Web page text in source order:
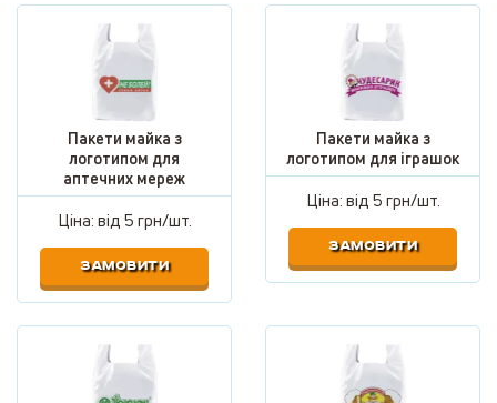
Пакети майка з
логотипом для
аптечних мереж
Ціна: від5 грн/шт.
ЗАМОВИТИ
Пакети майка з
логотипом для іграшок
Ціна: від5 грн/шт.
ЗАМОВИТИ